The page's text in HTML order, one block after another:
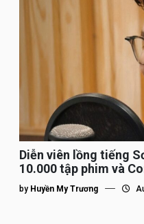
Diễn viên lồng tiếng
10.000 tập phim và
nhất”
by Huyền My Trương